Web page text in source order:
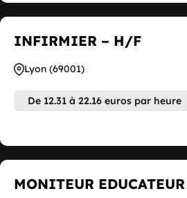
INFIRMIER – H/F
Lyon (69001)
De 12.31 à 22.16 euros par heure
MONITEUR